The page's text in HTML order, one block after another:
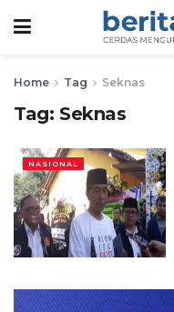
Home Tag Seknas
Tag: Seknas
NASIONAL